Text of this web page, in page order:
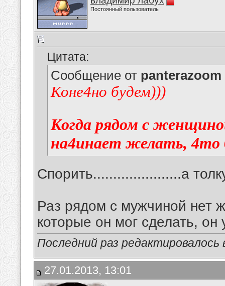
Постоянный пользователь
Цитата:
Сообщение от panterazoom
Коне4но будем)))
Когда рядом с
на4инает желать, 4то
Спорить......................а
Раз рядом с мужчиной нет
которые он мог сделать,
Последний раз
27.01.2013, 13:01